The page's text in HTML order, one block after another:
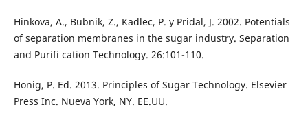
Hinkova, A., Bubnik, Z., Kadlec, P. y Pridal, J. 2002. Potentials
of separation membranes in the sugar industry. Separation
and Purifi cation Technology. 26:101-110.
Honig, P. Ed. 2013. Principles of Sugar Technology. Elsevier
Press Inc. Nueva York, NY. EE.UU.